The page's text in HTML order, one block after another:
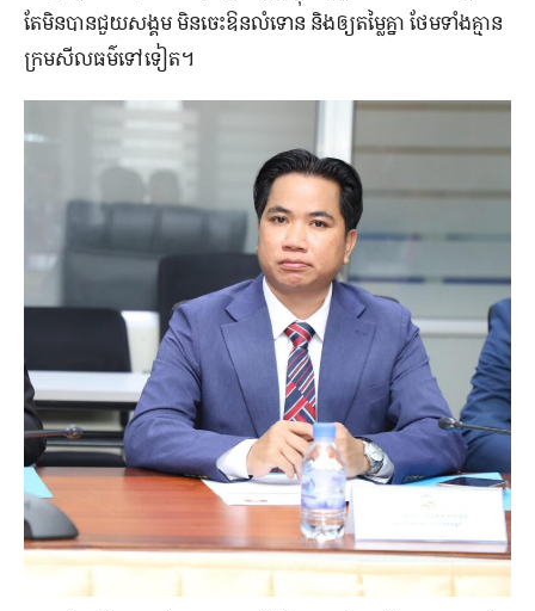
តែ​មិន​បាន​ជួយ​សង្គម មិន​ចេះ​ឱនលំទោន និង​ឲ្យ​តម្លៃ​គ្នា ថែមទាំង​គ្មាន​
ក្រម​សីលធម៌​ទៅ​ទៀត។